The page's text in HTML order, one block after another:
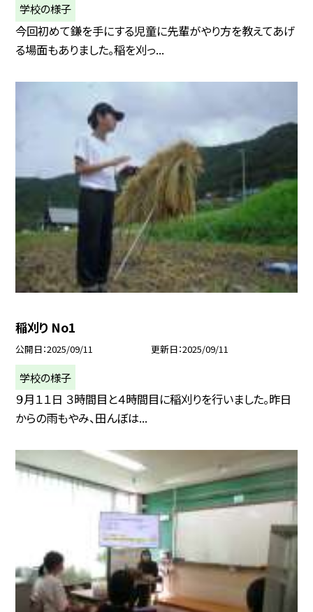
学校の様子
今回初めて鎌を手にする児童に先輩がやり方を教えてあげ
る場面もありました。稲を刈っ...
稲刈り No1
公開日 2025/09/11 更新日 2025/09/11
学校の様子
９月１１日 ３時間目と４時間目に稲刈りを行いました。昨日
からの雨もやみ、田んぼは...